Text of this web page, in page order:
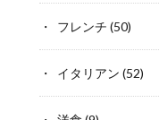
フレンチ (50)
イタリアン (52)